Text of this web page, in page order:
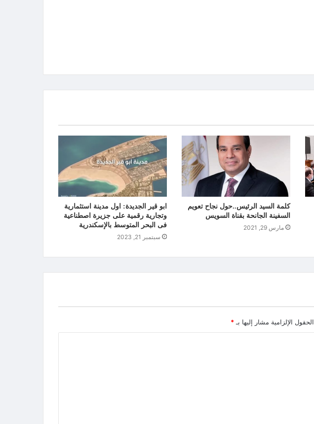
كلمة السيد الرئيس..حول نجاح تعويم
السفينة الجانحة بقناة السويس
مارس 29, 2021
ابو قير الجديدة: اول مدينة استثمارية
وتجارية رقمية على جزيرة اصطناعية
فى البحر المتوسط بالإسكندرية
سبتمبر 21, 2023
الحقول الإلزامية مشار إليها بـ*